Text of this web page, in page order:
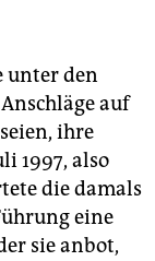
unter den
auf
ihre
1997, also
die damals
eine
sie anbot,